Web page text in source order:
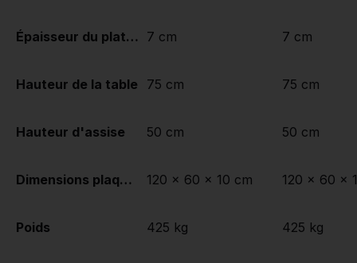
Épaisseur du plateau de table
Hauteur de la table
Hauteur d'assise
Dimensions plaque de fond (L x l x h)
Poids
7 cm
75 cm
50 cm
120 x 60 x 10 cm
425 kg
7 cm
75 cm
50 cm
120 x 60 x
425 kg